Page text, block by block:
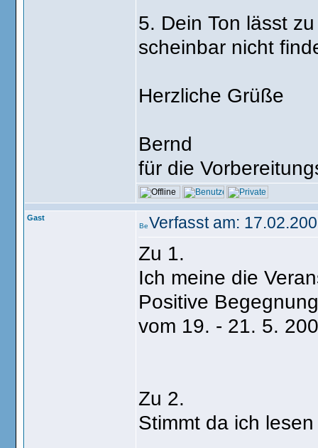
5. Dein Ton lässt
scheinbar nicht
Herzliche Grüße
Bernd
für die
Gast Verfasst am:
Zu 1.
Ich meine die
Positive
vom 19. - 21. 5.
Zu 2.
Stimmt da ich